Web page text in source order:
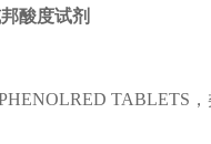
酸度试剂
TABLETS